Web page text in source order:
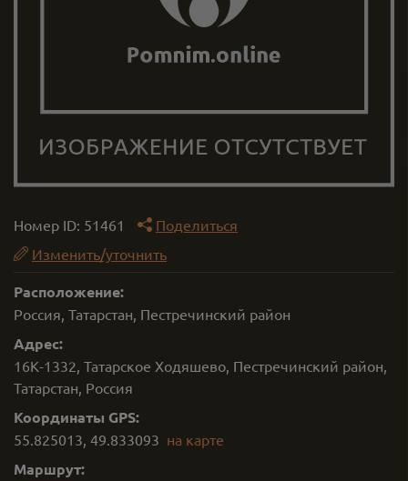
Номер ID: 51461
Поделиться
Изменить/уточнить
Расположение:
Россия, Татарстан, Пестречинский район
Адрес:
16К-1332, Татарское Ходяшево, Пестречинский район,
Татарстан, Россия
Координаты GPS:
55.825013, 49.833093 на карте
Маршрут: